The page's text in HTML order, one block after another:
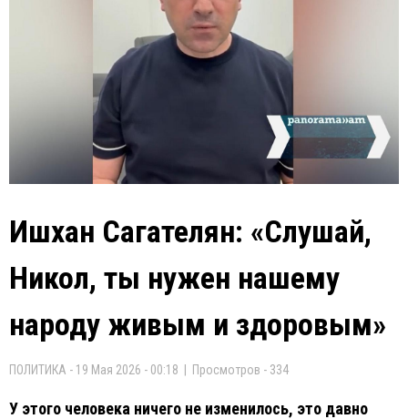
Ишхан Сагателян: «Слушай,
Никол, ты нужен нашему
народу живым и здоровым»
ПОЛИТИКА - 19 Мая 2026 - 00:18 | Просмотров - 334
У этого человека ничего не изменилось, это давно